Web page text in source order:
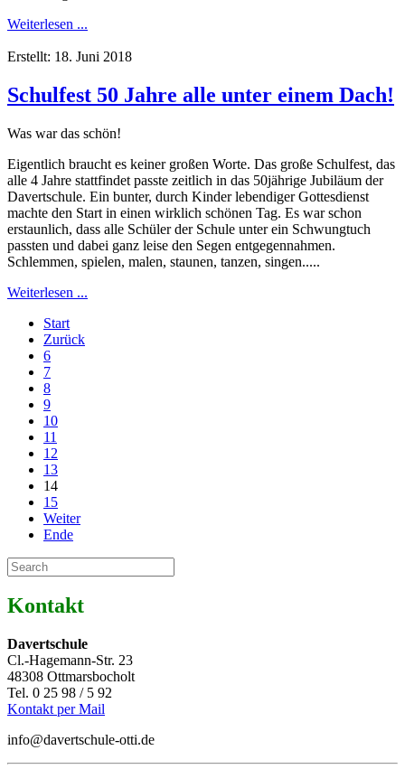
Weiterlesen ...
Erstellt: 18. Juni 2018
Schulfest 50 Jahre alle unter einem Dach!
Was war das schön!
Eigentlich braucht es keiner großen Worte. Das große Schulfest, das
alle 4 Jahre stattfindet passte zeitlich in das 50jährige Jubiläum der
Davertschule. Ein bunter, durch Kinder lebendiger Gottesdienst
machte den Start in einen wirklich schönen Tag. Es war schon
erstaunlich, dass alle Schüler der Schule unter ein Schwungtuch
passten und dabei ganz leise den Segen entgegennahmen.
Schlemmen, spielen, malen, staunen, tanzen, singen.....
Weiterlesen ...
Start
Zurück
6
7
8
9
10
11
12
13
14
15
Weiter
Ende
Kontakt
Davertschule
Cl.-Hagemann-Str. 23
48308 Ottmarsbocholt
Tel. 0 25 98 / 5 92
Kontakt per Mail
info@davertschule-otti.de